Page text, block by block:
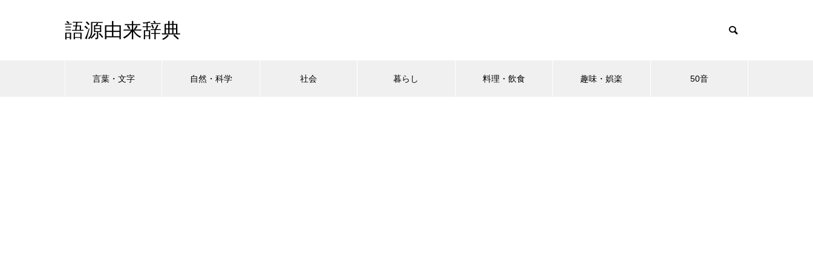
語源由来辞典
言葉・文字 自然・科学 社会 暮らし 料理・飲食 趣味・娯楽 50音